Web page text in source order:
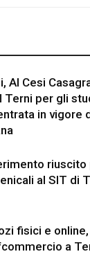
Al Cesi
Terni per gli
in vigore
riuscito
al SIT di
fisici e
a